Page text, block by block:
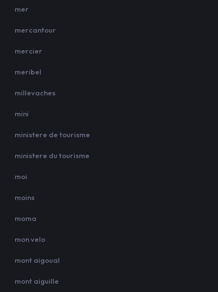
mer
mercantour
mercier
meribel
millevaches
mini
ministere de tourisme
ministere du tourisme
moi
moins
moma
mon velo
mont aigoual
mont aiguille